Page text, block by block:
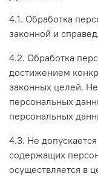
4.1. Обработка
законной и
4.2. Обработка
достижением
законных целей.
персональных
персональных
4.3. Не
содержащих
осуществляется в